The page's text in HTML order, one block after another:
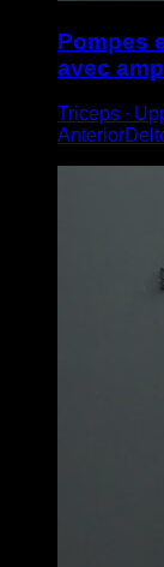
Pompes
avec
Triceps ∙